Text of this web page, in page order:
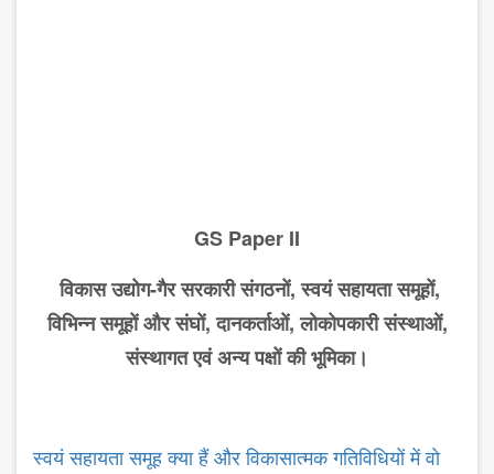
GS Paper II
विकासउद्योग-गैरसरकारीसंगठनों,स्वयंसहायतासमूहों,
विभिन्नसमूहों औरसंघों,दानकर्ताओं,लोकोपकारीसंस्थाओं,
संस्थागतएवंअन्यपक्षोंकीभूमिका।
स्वयं सहायता समूह क्या हैं और विकासात्मक गतिविधियों में वो